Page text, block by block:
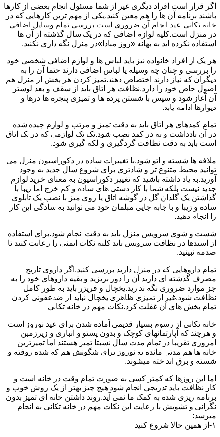
اگر قرار است افراد دیگری غیر از شما مسئول انجام بعضی از کارها
باشند برنامه آن ها را هم معین کنید.یکی از مهم ترین کارهایی که در
خانه تکانی عید انجام آن ضروری است بررسی تمام وسایل اضافی
در منزل است.کلیه لوازم اضافی که در یک سال گذشته از آن ها
استفاده نکرده اید به بهانه «روز مبادا»در منزل نگه داری نکنید.
هر یک از افراد خانواده نیز باید لباس ها و لوازم اضافی شخصی خود
را بررسی و چنان چه وسیله یا لباس اضافی دارند حتما آن را به
دیگران که نیاز دارند اختصاص دهند.تمیز کردن هر بخش از منزل هم
اصول خاص خود را دارد.نظافت هر اتاق باید از سقف و بعد لوستر
آن آغاز شود و سپس با شستن پرده ها و تمیزی پنجره ها درها و
دیوارها ادامه یابد.
تمام کمدهای هر اتاق باید به دقت تمیز و مرتب و لوازم چیده شده
در آن یادداشت و به در کمد نصب شود.تک تک لوازمی که در یک اتاق
است باید به دقت نظافت گردگیری و لکه گیری شود.
ملافه ها شسته و اتو شود.با تغییرات ساده در دکوراسیون منزل می
توانید محیط متنوع تر و شادتری برای شروع سال جدید به وجود
آورید.به یاد داشته باشید که تغییر دکوراسیون به معنای خرید لوازم
جدید نیست بلکه شما با کار دستی های ساده و کم خرج اما زیبا با
گذاشتن یک گلدان گل در گوشه اتاق یا روی میز با نصب یک تابلوی
ساده و زیبا و با جابه جایی مبلمان خود می توانید به سادگی این کار
را انجام دهید.
شست و شوی سرویس منزل باید به دقت انجام شود.برای استفاده
از اسیدها در نظافت سرویس باید کلیه نکات ایمنی را رعایت کنید تا
صدمه نبینید.
تمام داروهایی که در منزل دارید بررسی کنید.اگر داروی تاریخ
مصرف گذشته ای دارید آن را دور بریزید و بقیه داروهای خود را به
جز موارد ضروری نگه ندارید.یخچال و فریزر باید به طور کامل
نظافت شود.غیر از تمیزی ظاهری یخچال نباید از ضدعفونی کردن
تمام بخش های آن غفلت کرد.نکات مهم در خانه تکانی
خانه تکانی از رسوم بسیار قدیمی آماده شدن برای عید نوروز است
و هرچند که آپارتمانهای کوچک و بدون پستو و انباری و زیرزمین
امروزی تقریبا در تمام مدت سال نسبتا تمیز هستند اما تمیزترین
خانه ها هم مدتی مانده به نوروز برای شگونش هم که شده روفته و
شسته و برق انداخته میشوند.
اما این روزها که کمتر کسی به صورت تمام وقت در خانه است و
کار نظافت باید تدریجی انجام شود هیچ چیز بهتر از یک روش خوب و
برنامه ریزی شده به کمک ما نمی آید.روند داشتن خانه ای تمیز بدون
نگرانی و تشویش با رعایت این نکات مهم در خانه تکانی به انجام
میرسد:
۱-از همین حالا شروع کنید